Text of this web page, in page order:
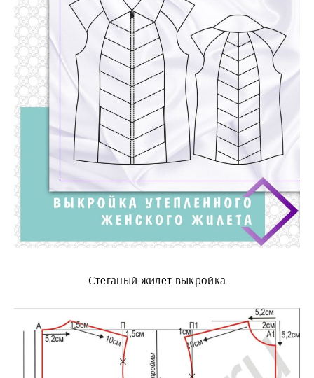
Стеганый жилет выкройка